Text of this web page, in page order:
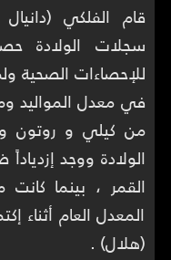
سجلات الولادة
للإحصاءات الصحية
في معدل المواليد
من كيلي و روتون
الولادة ووجد
القمر ، بينما
المعدل العام أثناء
(هلال) .